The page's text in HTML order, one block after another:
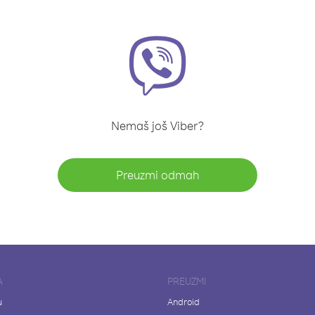
Nemaš još Viber?
Preuzmi odmah
PREUZMI
Android